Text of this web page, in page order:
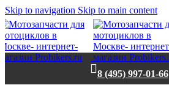
Skip to navigation Skip to main content
8 (495) 997-01-66